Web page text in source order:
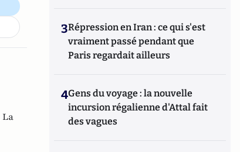
La
3Répression en Iran : ce qui s'est
vraiment passé pendant que
Paris regardait ailleurs
4Gens du voyage : la nouvelle
incursion régalienne d'Attal fait
des vagues